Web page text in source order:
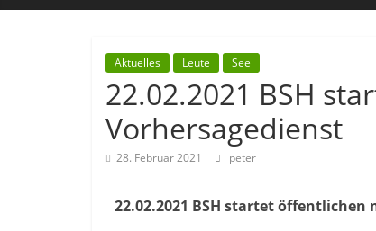
Aktuelles Leute See
22.02.2021 BSH
Vorhersagedienst
28. Februar 2021 peter
22.02.2021 BSH startet